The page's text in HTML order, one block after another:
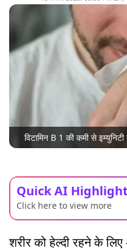
विटामिन B 1 की कमी से
Quick AI
Click here to view more
शरीर को हेल्दी रहने के